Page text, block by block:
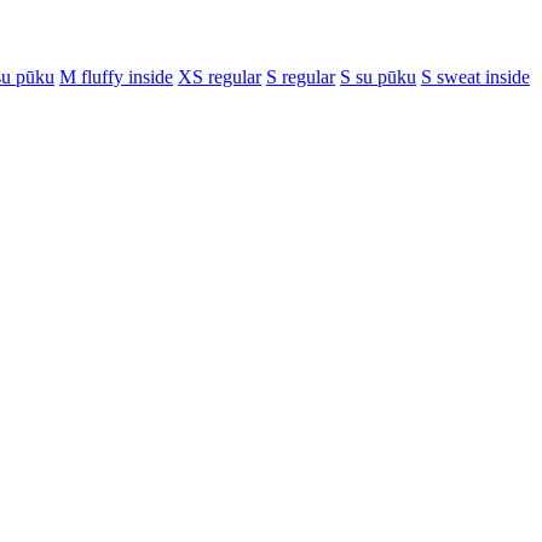
pūku M fluffy inside XS regular S regular S su pūku S sweat inside